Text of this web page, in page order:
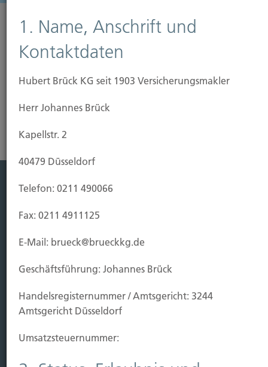
Leben
Vorsorgen
Kauf Grundstück
Baubeginn
Schaden
1. Name, Anschrift und
Kontaktdaten
Hubert Brück KG seit 1903 Versicherungsmakler
Herr Johannes Brück
Kapellstr. 2
40479 Düsseldorf
Telefon: 0211 490066
Fax: 0211 4911125
E-Mail: brueck@brueckkg.de
Geschäftsführung: Johannes Brück
Handels­registernummer / Amtsgericht: 3244
Amtsgericht Düsseldorf
Umsatzsteuer­nummer: